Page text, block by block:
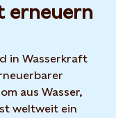
erneuern
in Wasserkraft
aus Wasser,
weltweit ein